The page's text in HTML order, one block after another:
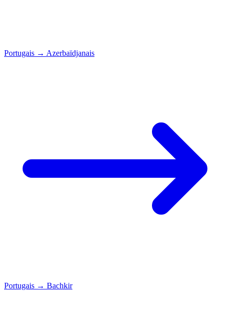
Portugais → Azerbaïdjanais
Portugais → Bachkir